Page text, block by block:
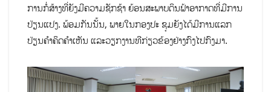
ການກໍ່ສ້າງທີ່ຍັງມີຄວາມຊັກຊ້າ ຍ້ອນສະພາບດິນຟ້າອາກາດທີ່ມີການ
ປ່ຽນແປງ. ພ້ອມກັນນັ້ນ, ພາຍໃນກອງປະ ຊຸມຍັງໄດ້ມີການແລກ
ປ່ຽນຄໍາຄິດຄໍາເຫັນ ແລະວຽກງານທີກ່ຽວຂ້ອງຢ່າງກົງໄປກົງມາ.